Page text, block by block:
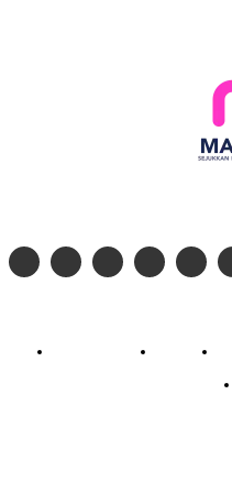
Profil Madu TV Redaksi